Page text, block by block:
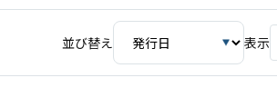
並び替え 表示